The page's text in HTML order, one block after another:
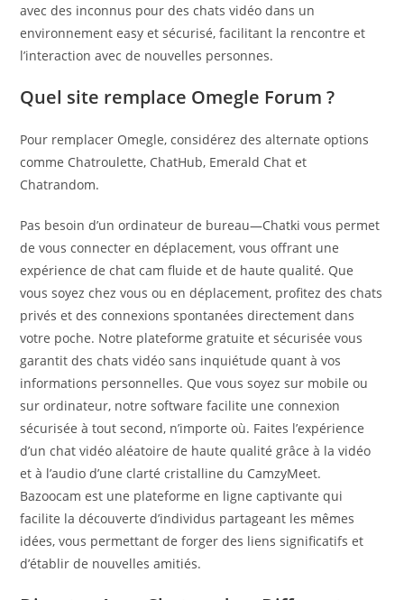
avec des inconnus pour des chats vidéo dans un
environnement easy et sécurisé, facilitant la rencontre et
l’interaction avec de nouvelles personnes.
Quel site remplace Omegle Forum ?
Pour remplacer Omegle, considérez des alternate options
comme Chatroulette, ChatHub, Emerald Chat et
Chatrandom.
Pas besoin d’un ordinateur de bureau—Chatki vous permet
de vous connecter en déplacement, vous offrant une
expérience de chat cam fluide et de haute qualité. Que
vous soyez chez vous ou en déplacement, profitez des chats
privés et des connexions spontanées directement dans
votre poche. Notre plateforme gratuite et sécurisée vous
garantit des chats vidéo sans inquiétude quant à vos
informations personnelles. Que vous soyez sur mobile ou
sur ordinateur, notre software facilite une connexion
sécurisée à tout second, n’importe où. Faites l’expérience
d’un chat vidéo aléatoire de haute qualité grâce à la vidéo
et à l’audio d’une clarté cristalline du CamzyMeet.
Bazoocam est une plateforme en ligne captivante qui
facilite la découverte d’individus partageant les mêmes
idées, vous permettant de forger des liens significatifs et
d’établir de nouvelles amitiés.